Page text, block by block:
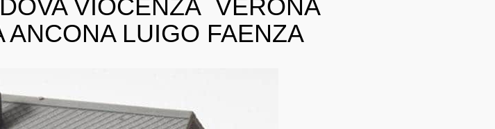
VIOCENZA VERONA
ANCONA LUIGO FAENZA